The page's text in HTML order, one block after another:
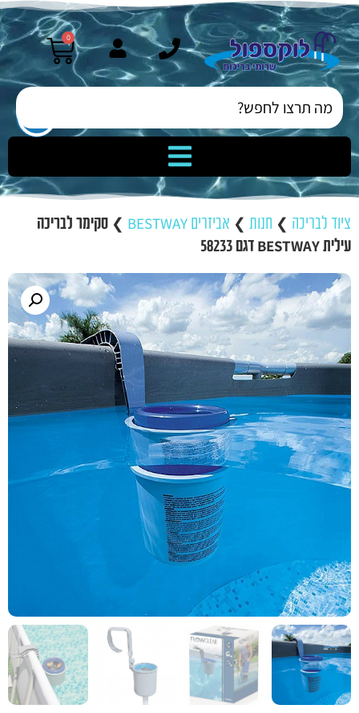
0
ציוד לבריכה ❯ חנות ❯ אביזרים BESTWAY ❯ סקימר לבריכה
עילית BESTWAY דגם 58233